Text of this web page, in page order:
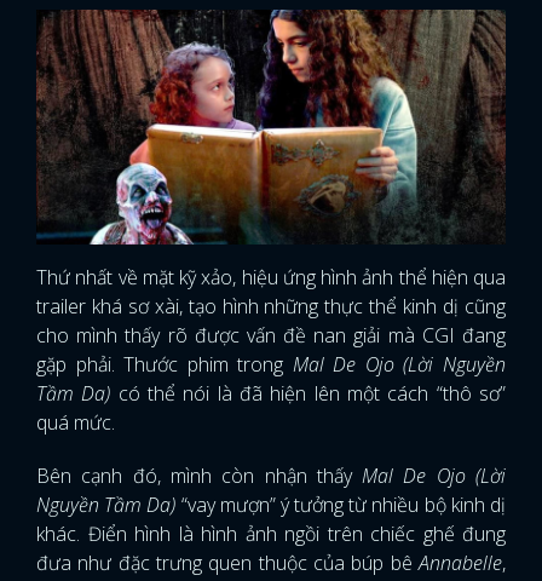
Thứ nhất về mặt kỹ xảo, hiệu ứng hình ảnh thể hiện qua
trailer khá sơ xài, tạo hình những thực thể kinh dị cũng
cho mình thấy rõ được vấn đề nan giải mà CGI đang
gặp phải. Thước phim trong Mal De Ojo (Lời Nguyền
Tầm Da) có thể nói là đã hiện lên một cách “thô sơ”
quá mức.
Bên cạnh đó, mình còn nhận thấyMal De Ojo (Lời
Nguyền Tầm Da) “vay mượn” ý tưởng từ nhiều bộ kinh dị
khác. Điển hình là hình ảnh ngồi trên chiếc ghế đung
đưa như đặc trưng quen thuộc của búp bêAnnabelle,